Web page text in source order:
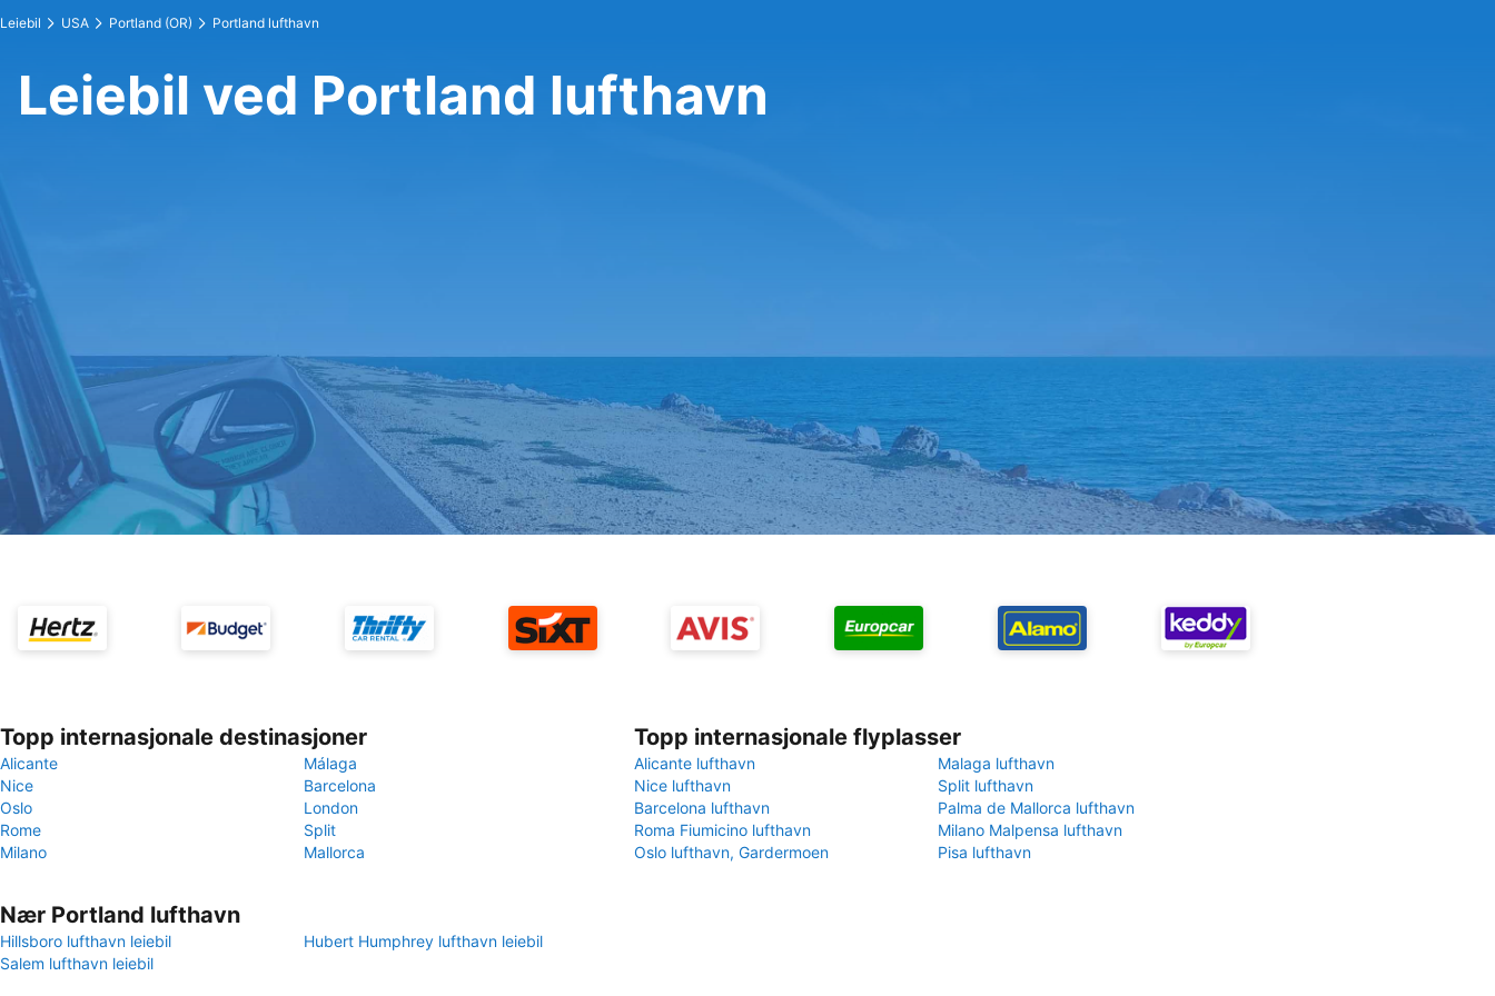
Leiebil USA Portland (OR) Portland lufthavn
Leiebil ved Portland lufthavn
Topp internasjonale destinasjoner
Alicante
Málaga
Nice
Barcelona
Oslo
London
Rome
Split
Milano
Mallorca
Topp internasjonale flyplasser
Alicante lufthavn
Malaga lufthavn
Nice lufthavn
Split lufthavn
Barcelona lufthavn
Palma de Mallorca lufthavn
Roma Fiumicino lufthavn
Milano Malpensa lufthavn
Oslo lufthavn, Gardermoen
Pisa lufthavn
Nær Portland lufthavn
Hillsboro lufthavn leiebil
Hubert Humphrey lufthavn leiebil
Salem lufthavn leiebil